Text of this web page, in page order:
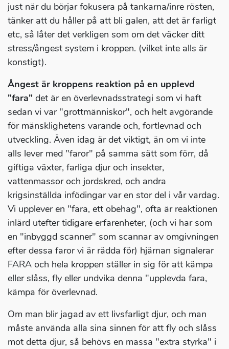
just när du börjar fokusera på tankarna/inre rösten,
tänker att du håller på att bli galen, att det är farligt
etc, så låter det verkligen som om det väcker ditt
stress/ångest system i kroppen. (vilket inte alls är
konstigt).
Ångest är kroppens reaktion på en upplevd
"fara" det är en överlevnadsstrategi som vi haft
sedan vi var "grottmänniskor", och helt avgörande
för mänsklighetens varande och, fortlevnad och
utveckling. Även idag är det viktigt, än om vi inte
alls lever med "faror" på samma sätt som förr, då
giftiga växter, farliga djur och insekter,
vattenmassor och jordskred, och andra
krigsinställda infödingar var en stor del i vår vardag.
Vi upplever en "fara, ett obehag", ofta är reaktionen
inlärd utefter tidigare erfarenheter, (och vi har som
en "inbyggd scanner" som scannar av omgivningen
efter dessa faror vi är rädda för) hjärnan signalerar
FARA och hela kroppen ställer in sig för att kämpa
eller slåss, fly eller undvika denna "upplevda fara,
kämpa för överlevnad.
Om man blir jagad av ett livsfarligt djur, och man
måste använda alla sina sinnen för att fly och slåss
mot detta djur, så behövs en massa "extra styrka" i